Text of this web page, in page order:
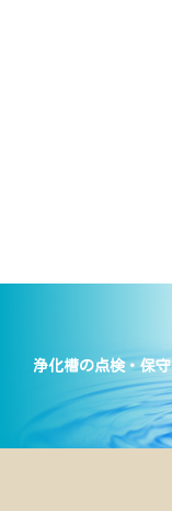
浄化槽の点検・保守